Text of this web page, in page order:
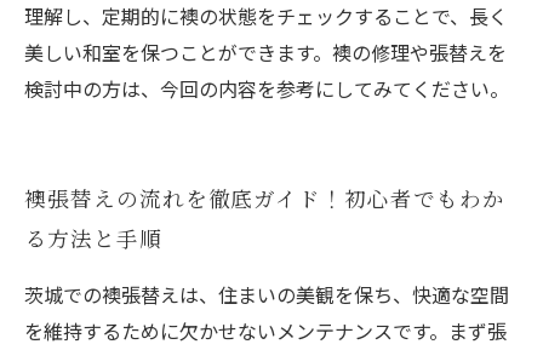
理解し、定期的に襖の状態をチェックすることで、長く
美しい和室を保つことができます。襖の修理や張替えを
検討中の方は、今回の内容を参考にしてみてください。
襖張替えの流れを徹底ガイド！初心者でもわか
る方法と手順
茨城での襖張替えは、住まいの美観を保ち、快適な空間
を維持するために欠かせないメンテナンスです。まず張